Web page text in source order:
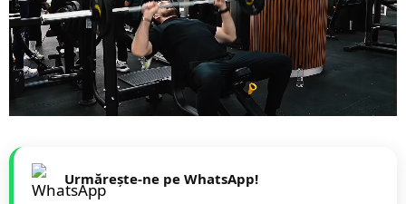
Urmărește-ne pe WhatsApp!